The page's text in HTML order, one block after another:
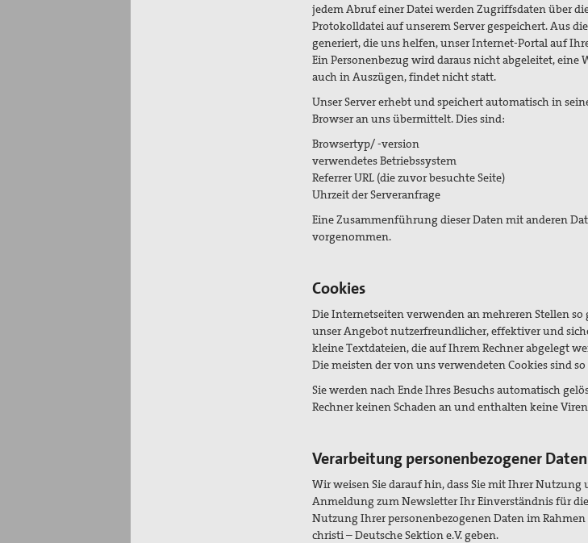
jedem Abruf einer Datei werden Zugriffsdaten über
Protokolldatei auf unserem Server gespeichert. Aus
generiert, die uns helfen, unser Internet-Portal auf
Ein Personenbezug wird daraus nicht abgeleitet, eine
auch in Auszügen, findet nicht statt.
Unser Server erhebt und speichert automatisch in
Browser an uns übermittelt. Dies sind:
Browsertyp/ -version
verwendetes Betriebssystem
Referrer URL (die zuvor besuchte Seite)
Uhrzeit der Serveranfrage
Eine Zusammenführung dieser Daten mit anderen
vorgenommen.
Cookies
Die Internetseiten verwenden an mehreren Stellen so
unser Angebot nutzerfreundlicher, effektiver und
kleine Textdateien, die auf Ihrem Rechner abgelegt
Die meisten der von uns verwendeten Cookies sind
Sie werden nach Ende Ihres Besuchs automatisch
Rechner keinen Schaden an und enthalten keine
Verarbeitung personenbezogener Daten
Wir weisen Sie darauf hin, dass Sie mit Ihrer Nutzung
Anmeldung zum Newsletter Ihr Einverständnis für
Nutzung Ihrer personenbezogenen Daten im
christi – Deutsche Sektion e.V. geben.